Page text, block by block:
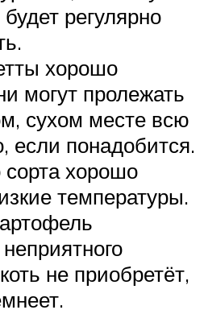
регулярно
хорошо
могут пролежать
сухом месте всю
если понадобится.
сорта хорошо
температуры.
не приобретёт,